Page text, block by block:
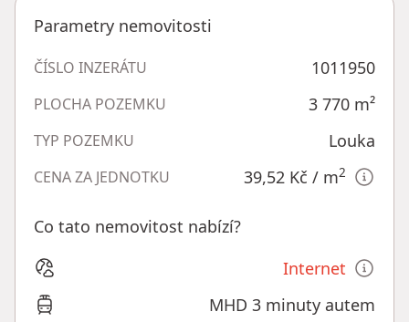
Parametry nemovitosti
ČÍSLO INZERÁTU 1011950
PLOCHA POZEMKU 3 770 m²
TYP POZEMKU Louka
CENA ZA JEDNOTKU 39,52 Kč / m2
Co tato nemovitost nabízí?
Internet
MHD 3 minuty autem